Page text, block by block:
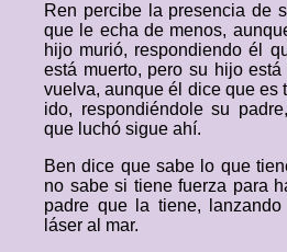
Ren percibe la presencia de
que le echa de menos,
hijo murió, respondiendo él
está muerto, pero su hijo
vuelva, aunque él dice que es
ido, respondiéndole su
que luchó sigue ahí.
Ben dice que sabe lo que
no sabe si tiene fuerza para
padre que la tiene,
láser al mar.